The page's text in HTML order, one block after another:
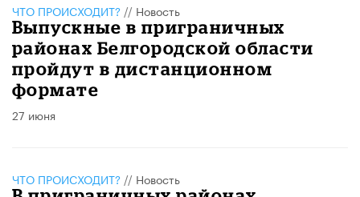
ЧТО ПРОИСХОДИТ? // Новость
Выпускные в приграничных
районах Белгородской области
пройдут в дистанционном
формате
27 июня
ЧТО ПРОИСХОДИТ? // Новость